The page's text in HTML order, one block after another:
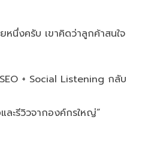
หนึ่งครับ เขาคิดว่าลูกค้าสนใจ
+ Social Listening กลับ
ละรีวิวจากองค์กรใหญ่”